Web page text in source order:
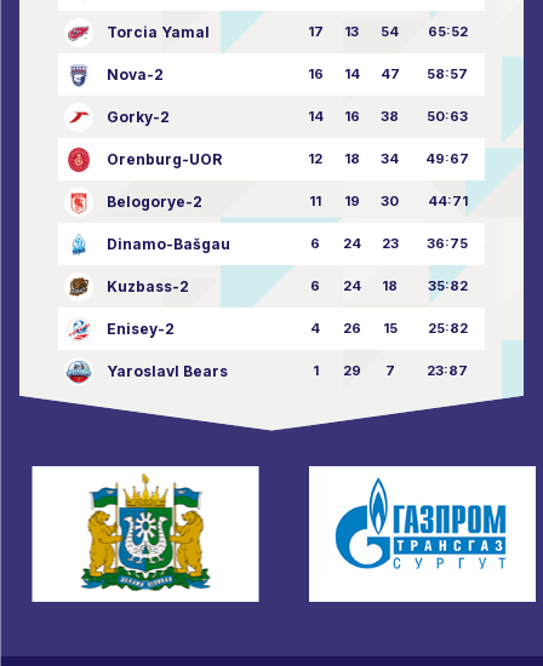
Torcia Yamal 17 13 54 65:52
Nova-2 16 14 47 58:57
Gorky-2 14 16 38 50:63
Orenburg-UOR 12 18 34 49:67
Belogorye-2 11 19 30 44:71
Dinamo-Bašgau 6 24 23 36:75
Kuzbass-2 6 24 18 35:82
Enisey-2 4 26 15 25:82
Yaroslavl Bears 1 29 7 23:87